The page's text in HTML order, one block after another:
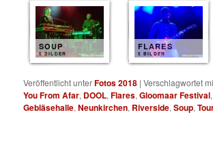
SOUP
5 BILDER
FLARES
5 BILDER
Veröffentlicht unterFotos 2018 |Verschlagwortet
You From Afar, DOOL,Flares,Gloomaar Festival
Gebläsehalle,Neunkirchen, Riverside,Soup,